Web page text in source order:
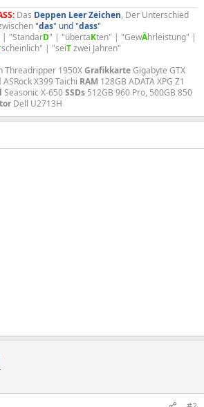
Das Deppen LeerZeichen, Der Unterschied
"das" und "dass"
| "StandarD" | "übertaKten" | "GewÄhrleistung" |
| "seiTzwei Jahren"​
Threadripper 1950XGrafikkarteGigabyte GTX
ASRock X399 Taichi RAM 128GB ADATA XPG Z1
Seasonic X-650SSDs 512GB 960 Pro, 500GB 850
Dell U2713H